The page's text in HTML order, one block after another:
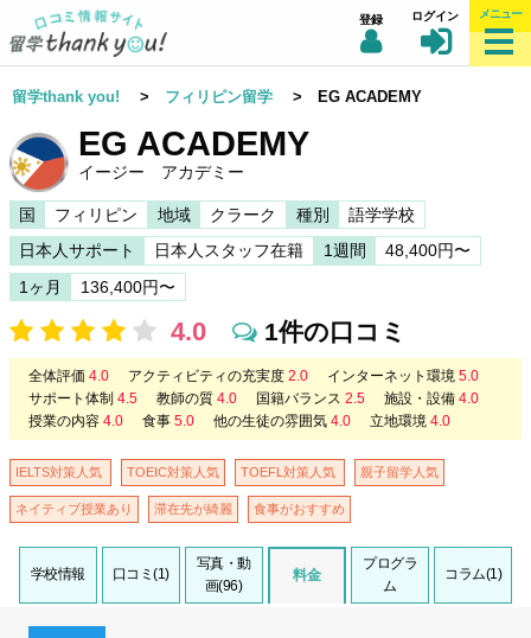
登録 ログイン メニュー
留学thank you! > フィリピン留学 > EG ACADEMY
EG ACADEMY
イージー アカデミー
国 フィリピン 地域 クラーク 種別
語学学校
日本人サポート
日本人スタッフ在籍 1週間
48,400円〜
1ヶ月
136,400円〜
4.0 1件の口コミ
全体評価 4.0 アクティビティの充実度 2.0 インターネット環境 5.0
サポート体制 4.5 教師の質 4.0 国籍バランス 2.5 施設・設備 4.0
授業の内容 4.0 食事 5.0 他の生徒の雰囲気 4.0 立地環境 4.0
IELTS対策人気 TOEIC対策人気 TOEFL対策人気 親子留学人気
ネイティブ授業あり 滞在先が綺麗 食事がおすすめ
学校情報 口コミ(1)
写真・動
画(96)
料金
プログラ
ム
コラム(1)